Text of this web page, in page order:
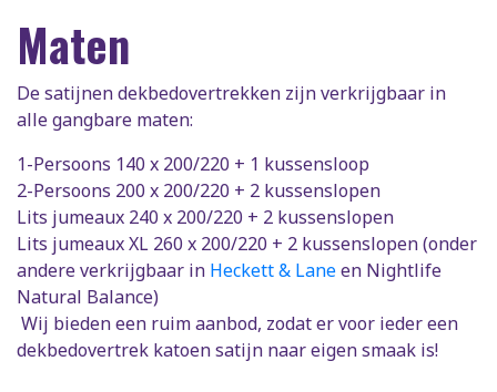
Maten
De satijnen dekbedovertrekken zijn verkrijgbaar in
alle gangbare maten:
1-Persoons 140 x 200/220 + 1 kussensloop
2-Persoons 200 x 200/220 + 2 kussenslopen
Lits jumeaux 240 x 200/220 + 2 kussenslopen
Lits jumeaux XL 260 x 200/220 + 2 kussenslopen (onder
andere verkrijgbaar in Heckett & Laneen Nightlife
Natural Balance)
Wij bieden een ruim aanbod, zodat er voor ieder een
dekbedovertrek katoen satijn naar eigen smaak is!